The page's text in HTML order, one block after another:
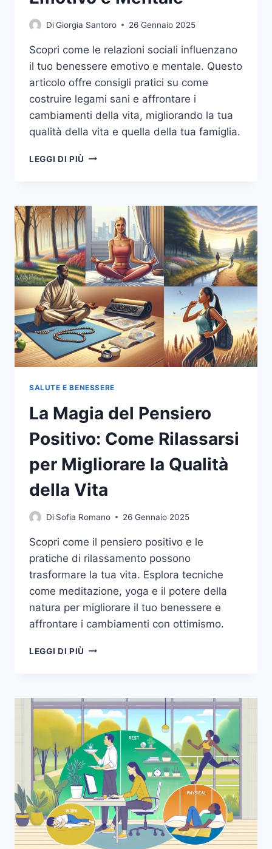
DiGiorgia Santoro 26 Gennaio 2025
Scopri come le relazioni sociali influenzano
il tuo benessere emotivo e mentale. Questo
articolo offre consigli pratici su come
costruire legami sani e affrontare i
cambiamenti della vita, migliorando la tua
qualità della vita e quella della tua famiglia.
LEGGI DI PIÙ IL
SOCIALI
SUL
BENESSERE
EMOTIVO
E
MENTALE
SALUTE E BENESSERE
La Magia del Pensiero
Positivo: Come Rilassarsi
per Migliorare la Qualità
della Vita
Di Sofia Romano 26 Gennaio 2025
Scopri come il pensiero positivo e le
pratiche di rilassamento possono
trasformare la tua vita. Esplora tecniche
come meditazione, yoga e il potere della
natura per migliorare il tuo benessere e
affrontare i cambiamenti con ottimismo.
LEGGI DI PIÙ LA
POSITIVO:
COME
RILASSARSI
PER
MIGLIORARE
LA
QUALITÀ
DELLA
VITA